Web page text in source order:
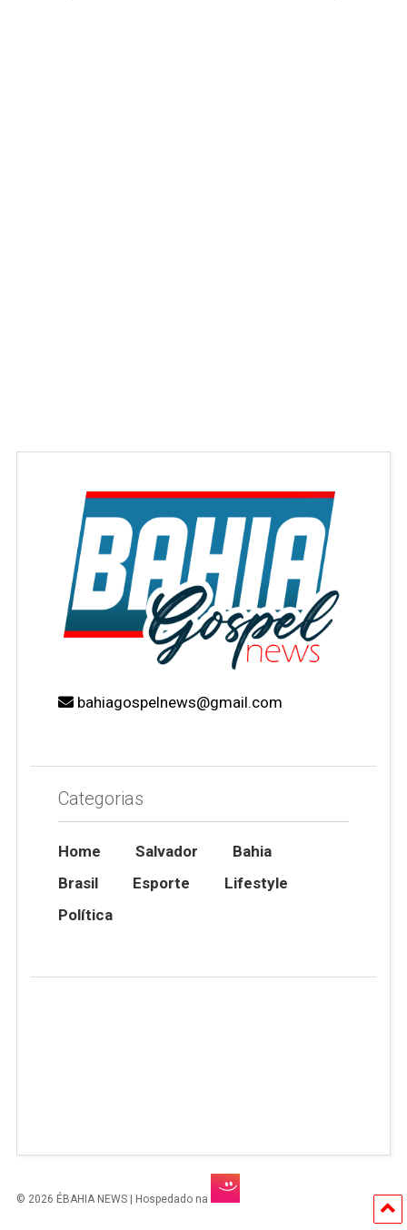
bahiagospelnews@gmail.com
Categorias
Home Salvador
Bahia
Brasil
Esporte
Lifestyle
Política
© 2026 ÉBAHIA NEWS | Hospedado na